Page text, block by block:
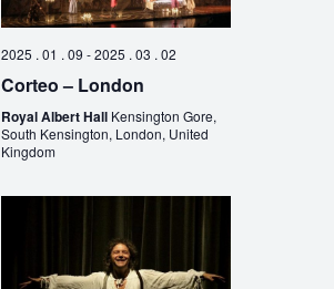
2025 . 01 . 09 -2025 . 03 . 02
Corteo – London
Royal Albert Hall Kensington Gore,
South Kensington, London, United
Kingdom